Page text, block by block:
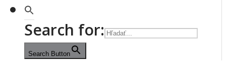
Search for:
Search Button